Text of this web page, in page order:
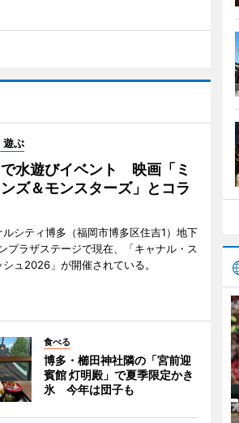
遊ぶ
水遊びイベント 映画「ミ
ズ＆モンスターズ」とコラ
ルシティ博多（福岡市博多区住吉1）地下
プラザステージで現在、「キャナル・ス
シュ2026」が開催されている。
食べる
博多・櫛田神社隣の「宮前迎
賓館 灯明殿」で夏季限定かき
氷 今年は団子も